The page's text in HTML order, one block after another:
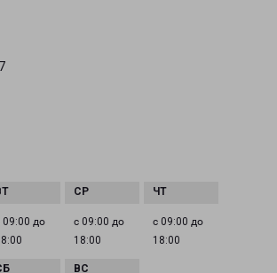
09:00 до
с 09:00 до
18:00
с 09:00 до
18:00